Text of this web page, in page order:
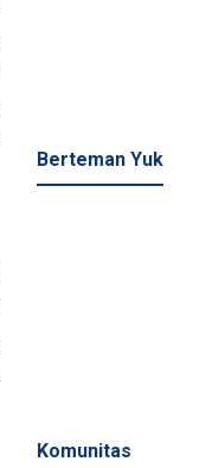
Berteman Yuk
Komunitas